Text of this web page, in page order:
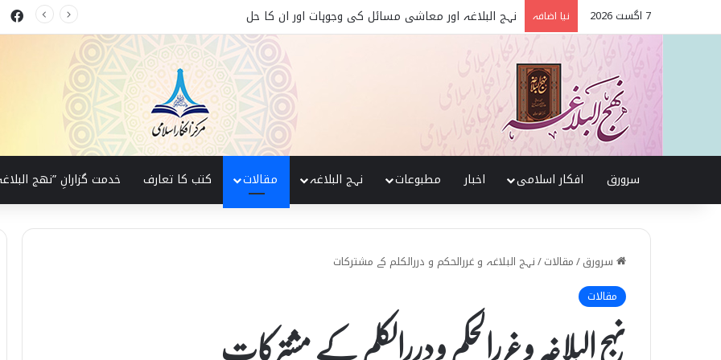
7 اگست 2026 نیا اضافہ نہج البلاغہ اور معاشی مسائل کی وجوہات اور ان کا حل
سرورق افکار اسلامی اخبار مطبوعات نہج البلاغہ مقالات کتب کا تعارف خدمت گزارانِ ”نھج
سرورق/مقالات/نہج البلاغہ و غررالحکم و دررالکلم کے مشترکات
مقالات